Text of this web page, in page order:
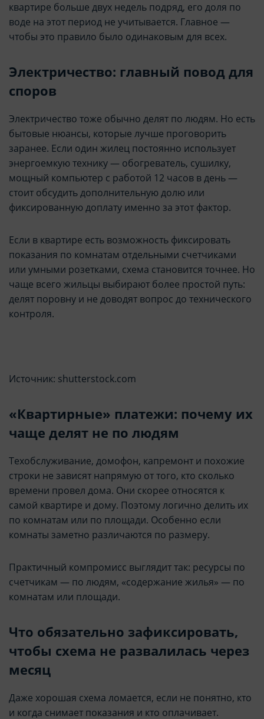
квартире больше двух недель подряд, его доля по
воде на этот период не учитывается. Главное —
чтобы это правило было одинаковым для всех.
Электричество: главный повод для
споров
Электричество тоже обычно делят по людям. Но есть
бытовые нюансы, которые лучше проговорить
заранее. Если один жилец постоянно использует
энергоемкую технику — обогреватель, сушилку,
мощный компьютер с работой 12 часов в день —
стоит обсудить дополнительную долю или
фиксированную доплату именно за этот фактор.
Если в квартире есть возможность фиксировать
показания по комнатам отдельными счетчиками
или умными розетками, схема становится точнее. Но
чаще всего жильцы выбирают более простой путь:
делят поровну и не доводят вопрос до технического
контроля.
Источник: shutterstock.com
«Квартирные» платежи: почему их
чаще делят не по людям
Техобслуживание, домофон, капремонт и похожие
строки не зависят напрямую от того, кто сколько
времени провел дома. Они скорее относятся к
самой квартире и дому. Поэтому логично делить их
по комнатам или по площади. Особенно если
комнаты заметно различаются по размеру.
Практичный компромисс выглядит так: ресурсы по
счетчикам — по людям, «содержание жилья» — по
комнатам или площади.
Что обязательно зафиксировать,
чтобы схема не развалилась через
месяц
Даже хорошая схема ломается, если не понятно, кто
и когда снимает показания и кто оплачивает.